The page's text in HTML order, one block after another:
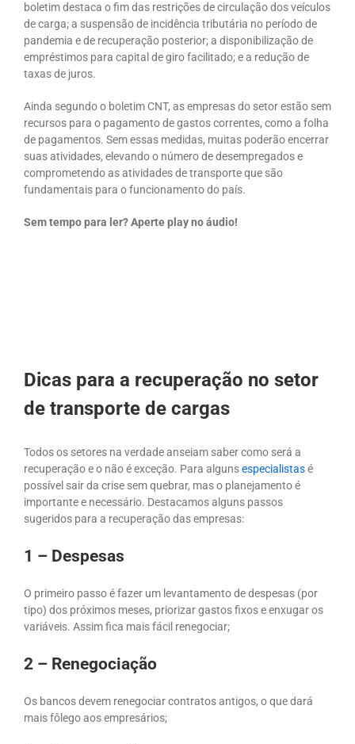
boletim destaca o fim das restrições de circulação dos veículos
de carga; a suspensão de incidência tributária no período de
pandemia e de recuperação posterior; a disponibilização de
empréstimos para capital de giro facilitado; e a redução de
taxas de juros.
Ainda segundo o boletim CNT, as empresas do setorestão sem
recursos para o pagamento de gastos correntes, como a folha
de pagamentos. Sem essas medidas, muitas poderão encerrar
suas atividades, elevando o número de desempregados e
comprometendo as atividades de transporte que são
fundamentais para o funcionamento do país.
Sem tempo para ler? Aperte play no áudio!
Dicas para a recuperação no setor
de transporte de cargas
Todos os setores na verdade anseiam saber como será a
recuperação e o não é exceção. Para algunsespecialistasé
possível sair da crise sem quebrar, mas o planejamento é
importante e necessário. Destacamos alguns passos
sugeridos para a recuperação das empresas:
1 – Despesas
O primeiro passo é fazer um levantamento de despesas (por
tipo) dos próximos meses, priorizar gastos fixos e enxugar os
variáveis. Assim fica mais fácil renegociar;
2 – Renegociação
Os bancos devem renegociar contratos antigos, o que dará
mais fôlego aos empresários;